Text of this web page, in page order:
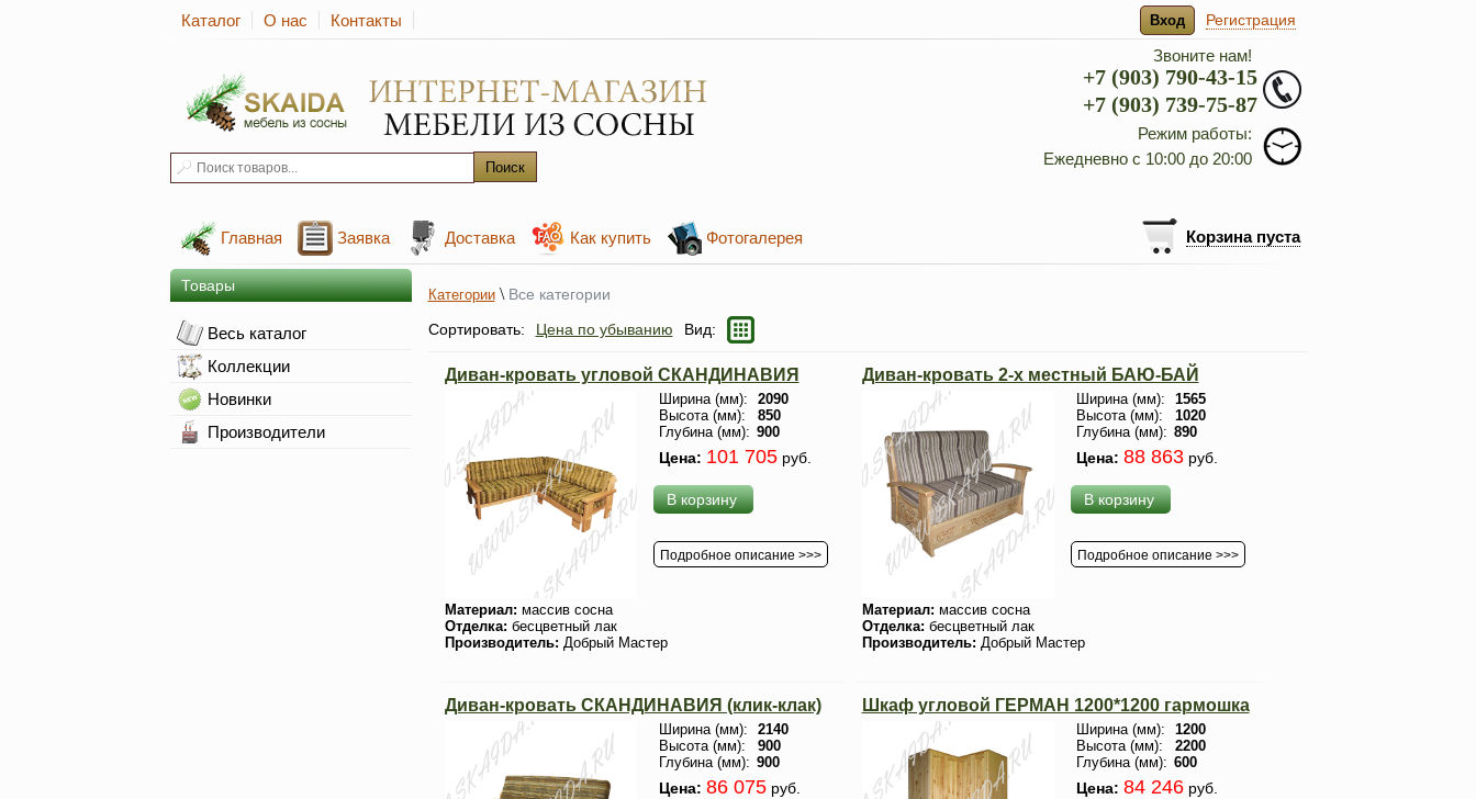
Каталог О нас Контакты Вход Регистрация
Звоните нам!
+7 (903) 790-43-15
+7 (903) 739-75-87
Режим работы:
Ежедневно с 10:00 до 20:00
Главная Заявка Доставка Как купить Фотогалерея Корзина пуста
Товары
Весь каталог
Коллекции
Новинки
Производители
Категории\ Все категории
Сортировать:
Цена по убыванию Вид:
Диван-кровать угловой СКАНДИНАВИЯ
Ширина (мм):
2090
Высота (мм):
850
Глубина (мм): 900
Цена: 101 705руб.
В корзину
Подробное описание >>>
Материал: массив сосна
Отделка: бесцветный лак
Производитель: Добрый Мастер
Диван-кровать 2-х местный БАЮ-БАЙ
Ширина (мм):
1565
Высота (мм):
1020
Глубина (мм): 890
Цена: 88 863руб.
В корзину
Подробное описание >>>
Материал: массив сосна
Отделка: бесцветный лак
Производитель: Добрый Мастер
Диван-кровать СКАНДИНАВИЯ (клик-клак)
Ширина (мм):
2140
Высота (мм):
900
Глубина (мм): 900
Цена: 86 075руб.
Шкаф угловой ГЕРМАН 1200*1200 гармошка
Ширина (мм):
1200
Высота (мм):
2200
Глубина (мм): 600
Цена: 84 246руб.